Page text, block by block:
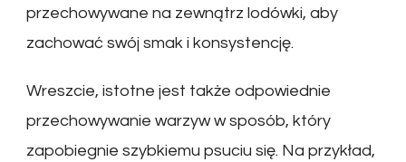
przechowywane na zewnątrz lodówki, aby
zachować swój smak i konsystencję.
Wreszcie, istotne jest także odpowiednie
przechowywanie warzyw w sposób, który
zapobiegnie szybkiemu psuciu się. Na przykład,